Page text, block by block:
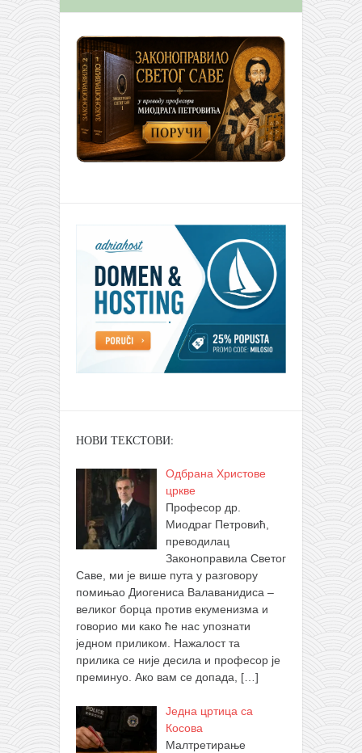
НОВИ ТЕКСТОВИ:
Одбрана Христове
цркве
Професор др.
Миодраг Петровић,
преводилац
Законоправила Светог
Саве, ми је више пута у разговору
помињао Диогениса Валаванидиса –
великог борца против екуменизма и
говорио ми како ће нас упознати
једном приликом. Нажалост та
прилика се није десила и професор је
преминуо. Ако вам се допада, […]
Једна цртица са
Косова
Малтретирање